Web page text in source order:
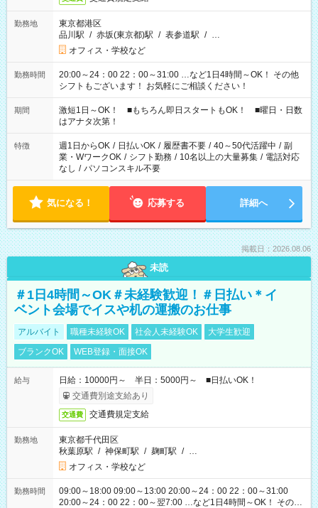
勤務地
東京都港区
品川駅 / 赤坂(東京都)駅 / 表参道駅 / …
オフィス・学校など
勤務時間
20:00～24：00 22：00～31:00 …など1日4時間～OK！ その他
シフトもございます！ お気軽にご相談ください！
期間
激短1日～OK！ ■もちろん即日スタートもOK！ ■曜日・日数
はアナタ次第！
特徴 週1日からOK / 日払いOK / 履歴書不要 / 40～50代活躍中 / 副
業・WワークOK / シフト勤務 / 10名以上の大量募集 / 電話対応
なし / パソコンスキル不要
気になる！ 応募する 詳細へ
掲載日：2026.08.06
未読
＃1日4時間～OK＃未経験歓迎！＃日払い＊イ
ベント会場でイスや机の運搬のお仕事
アルバイト 職種未経験OK 社会人未経験OK
大学生歓迎
ブランクOK
WEB登録・面接OK
給与
日給：10000円～ 半日：5000円～ ■日払いOK！
交通費別途支給あり
交通費 交通費規定支給
勤務地
東京都千代田区
秋葉原駅 / 神保町駅 / 麹町駅 / …
オフィス・学校など
勤務時間
09:00～18:00 09:00～13:00 20:00～24：00 22：00～31:00
20:00～24：00 22：00～翌7:00 …など1日4時間～OK！ その他